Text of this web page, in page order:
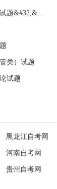
全国2024年4月自学考试经济法概论（财经类）试题&#32;&#32;
类）试题
试题
黑龙江自考网
河南自考网
贵州自考网